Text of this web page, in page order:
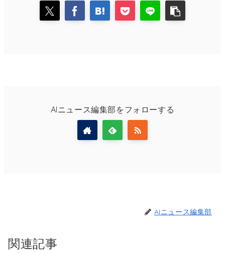
AIニュース編集部をフォローする
AIニュース編集部
関連記事